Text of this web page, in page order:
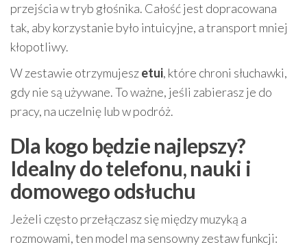
przejścia w tryb głośnika. Całość jest dopracowana
tak, aby korzystanie było intuicyjne, a transport mniej
kłopotliwy.
W zestawie otrzymujeszetui, które chroni słuchawki,
gdy nie są używane. To ważne, jeśli zabierasz je do
pracy, na uczelnię lub w podróż.
Dla kogo będzie najlepszy?
Idealny do telefonu, nauki i
domowego odsłuchu
Jeżeli często przełączasz się między muzyką a
rozmowami, ten model ma sensowny zestaw funkcji: